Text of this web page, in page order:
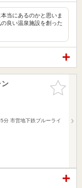
当にあるのかと思いま
良い温泉施設を創った
お気に入
りに追加
市営地下鉄ブルーライ